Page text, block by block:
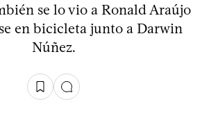
se lo vio a Ronald Araújo
en bicicleta junto a Darwin
Núñez.